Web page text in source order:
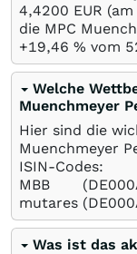
4,4200 EUR (am
die MPC
+19,46 % vom
Welche
Muenchmeyer
Hier sind die
Muenchmeyer
ISIN-Codes:
MBB
mutares
Was ist das